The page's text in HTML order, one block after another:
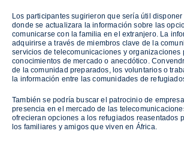
Los participantes sugirieron que sería útil
donde se actualizara la información sobre las
comunicarse con la familia en el extranjero. La
adquirirse a través de miembros clave de la
servicios de telecomunicaciones y organizaciones
conocimientos de mercado o anecdótico.
de la comunidad preparados, los voluntarios o
la información entre las comunidades de
También se podría buscar el patrocinio de
presencia en el mercado de las
ofrecieran opciones a los refugiados reasentados
los familiares y amigos que viven en África.